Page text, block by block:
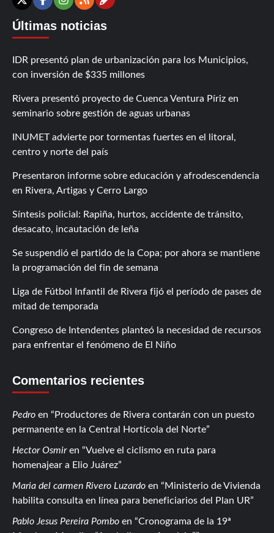
X Facebook
Instagram
RSSContáctanos
Últimas noticias
IDR presentó plan de urbanización para los Municipios,
con inversión de $335 millones
Rivera presentó proyecto de Cuenca Ventura Píriz en
seminario sobre gestión de aguas urbanas
INUMET advierte por tormentas fuertes en el litoral,
centro y norte del país
Presentaron informe sobre educación y afrodescendencia
en Rivera, Artigas y Cerro Largo
Síntesis policial: Rapiña, hurtos, accidente de tránsito,
desacato, incautación de leña
Se suspendió el partido de la Copa; por ahora se mantiene
la programación del fin de semana
Liga de Fútbol Infantil de Rivera fijó el período de pases de
mitad de temporada
Congreso de Intendentes planteó la necesidad de recursos
para enfrentar el fenómeno de El Niño
Comentarios recientes
Pedro en
Productores de Rivera contarán con un puesto
permanente en la Central Hortícola del Norte
Hector Osmiren
Vuelve el ciclismo en ruta para
homenajear a Elio Juárez
Maria del carmen Rivero Luzardo en
Ministerio de Vivienda
habilita consulta en línea para beneficiarios del Plan UR
Pablo Jesus Pereira Pombo en
Cronograma de la 19ª